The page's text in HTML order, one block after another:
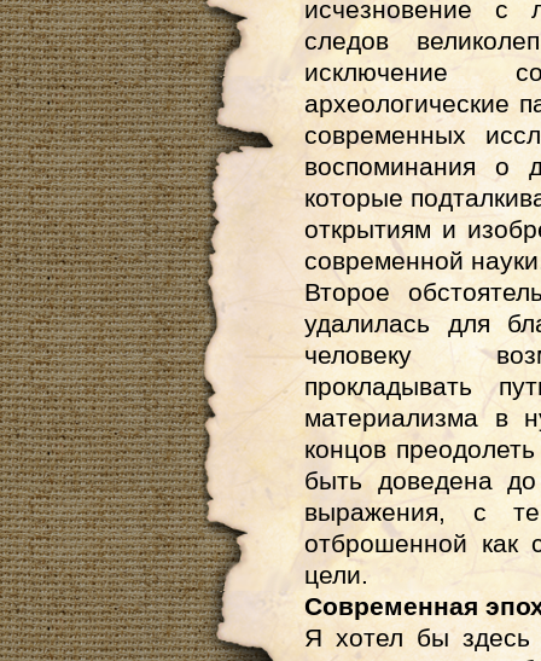
исчезновение с
следов
исключение
археологические
современных
воспоминания о
которые
открытиям и
современной
Второе
удалилась для
человеку
прокладывать
материализма в
концов
быть доведена
выражения, с
отброшенной как
цели.
Современная
Я хотел бы здесь